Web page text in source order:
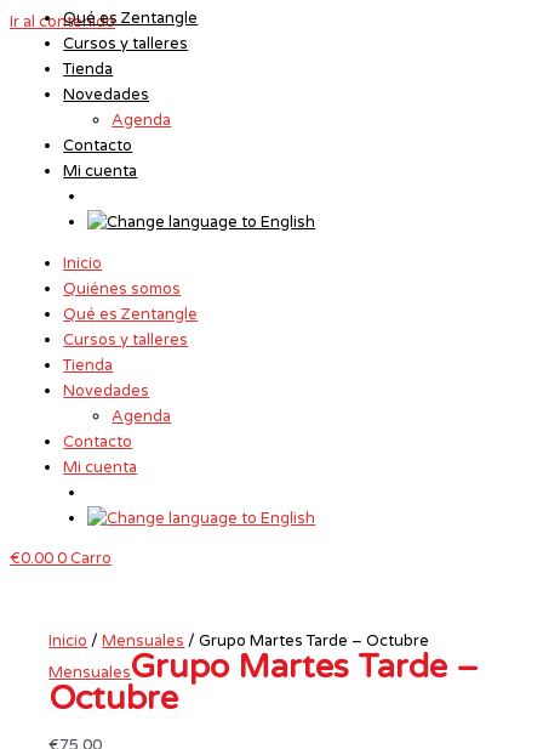
Ir al contenidoQué es Zentangle
Cursos y talleres
Tienda
Novedades
Agenda
Contacto
Mi cuenta
Inicio
Quiénes somos
Qué es Zentangle
Cursos y talleres
Tienda
Novedades
Agenda
Contacto
Mi cuenta
€0.000Carro
Inicio /Mensuales / Grupo Martes Tarde – Octubre
MensualesGrupo Martes Tarde –
Octubre